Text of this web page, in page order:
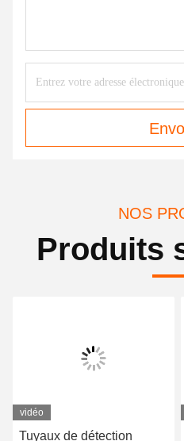
NOS
Produits
vidéo
Tuyaux de détection